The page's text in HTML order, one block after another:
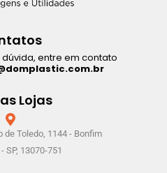
entre em contato
Lojas
de Toledo, 1144 - Bonfim
SP, 13070-751